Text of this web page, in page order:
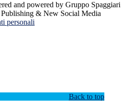
and powered by Gruppo Spaggiari
& New Social Media
personali
Back to top